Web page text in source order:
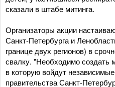
сказали в штабе митинга.
Организаторы акции
Санкт-Петербурга и
границе двух регионов) в
свалку. "Необходимо
в которую войдут
правительства Санкт-